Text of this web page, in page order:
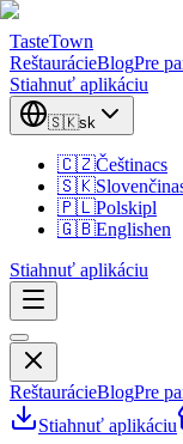
TasteTown
ReštaurácieBlogPre
Stiahnuť aplikáciu
🇸🇰sk
🇨🇿Češtinacs
🇸🇰Slovenčina
🇵🇱Polskipl
🇬🇧Englishen
Stiahnuť aplikáciu
ReštaurácieBlogPre
Stiahnuť aplikáciu